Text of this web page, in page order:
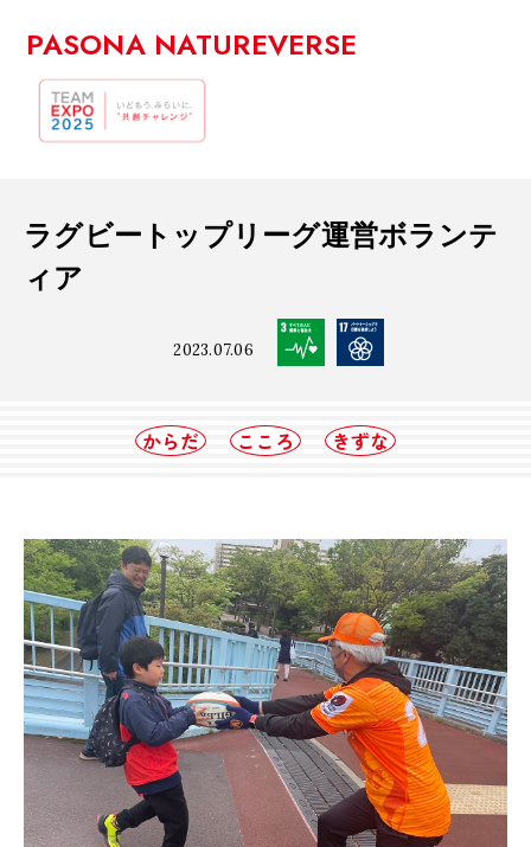
PASONA NATUREVERSE
2023.07.06
ラグビートップリーグ運営ボランテ
ィア
からだ こころ きずな